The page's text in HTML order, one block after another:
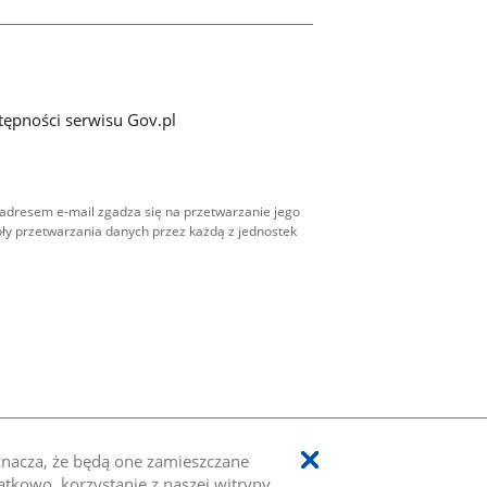
że będą one zamieszczane
serwisu Gov.pl
e-mail zgadza się na przetwarzanie jego
przetwarzania danych przez każdą z jednostek